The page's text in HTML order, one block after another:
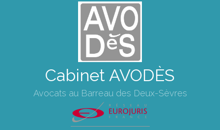
Cabinet AVODÈS
Avocats au Barreau des Deux-Sèvres